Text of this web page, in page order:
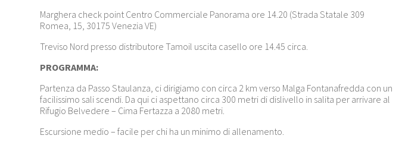
Marghera check point Centro Commerciale Panorama ore 14.20 (Strada Statale 309
Romea, 15, 30175 Venezia VE)
Treviso Nord presso distributore Tamoil uscita casello ore 14.45 circa.
PROGRAMMA:
Partenza da Passo Staulanza, ci dirigiamo con circa 2 km verso Malga Fontanafredda con un
facilissimo sali scendi. Da qui ci aspettano circa 300 metri di dislivello in salita per arrivare al
Rifugio Belvedere – Cima Fertazza a 2080 metri.
Escursione medio – facile per chi ha un minimo di allenamento.